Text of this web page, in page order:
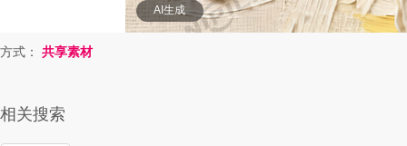
AI生成
方式： 共享素材
相关搜索